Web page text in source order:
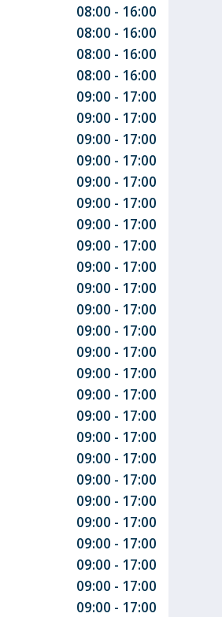
08:00 - 16:00
08:00 - 16:00
08:00 - 16:00
08:00 - 16:00
09:00 - 17:00
09:00 - 17:00
09:00 - 17:00
09:00 - 17:00
09:00 - 17:00
09:00 - 17:00
09:00 - 17:00
09:00 - 17:00
09:00 - 17:00
09:00 - 17:00
09:00 - 17:00
09:00 - 17:00
09:00 - 17:00
09:00 - 17:00
09:00 - 17:00
09:00 - 17:00
09:00 - 17:00
09:00 - 17:00
09:00 - 17:00
09:00 - 17:00
09:00 - 17:00
09:00 - 17:00
09:00 - 17:00
09:00 - 17:00
09:00 - 17:00